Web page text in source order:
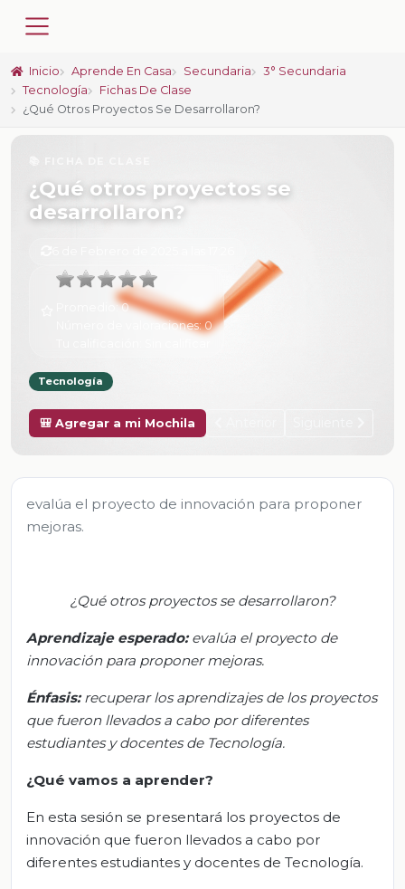
Inicio Aprende En Casa Secundaria
3° Secundaria
Tecnología
Fichas De Clase
¿Qué Otros Proyectos Se Desarrollaron?
¿Qué otros proyectos se
desarrollaron?
Promedio:0
Número de valoraciones:0
Tecnología
🎒 Agregar a mi Mochila
evalúa el proyecto de innovación para proponer
mejoras.
¿Qué otros proyectos se desarrollaron?
Aprendizaje esperado: evalúa el proyecto de
innovación para proponer mejoras.
Énfasis: recuperar los aprendizajes de los proyectos
que fueron llevados a cabo por diferentes
estudiantes y docentes de Tecnología.
¿Qué vamos a aprender?
En esta sesión se presentará los proyectos de
innovación que fueron llevados a cabo por
diferentes estudiantes y docentes de Tecnología.